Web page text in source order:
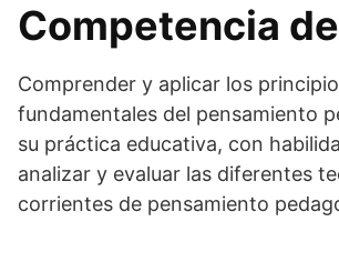
Competencia
Comprender y aplicar los
fundamentales del pensamiento
su práctica educativa, con
analizar y evaluar las diferentes
corrientes de pensamiento